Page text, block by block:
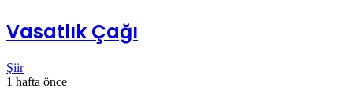
Vasatlık Çağı
Şiir
1 hafta önce